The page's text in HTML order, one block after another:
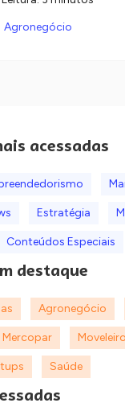
Agronegócio
acessadas
Estratégia
Conteúdos Especiais
destaque
Agronegócio
Mercopar Moveleiro
Saúde